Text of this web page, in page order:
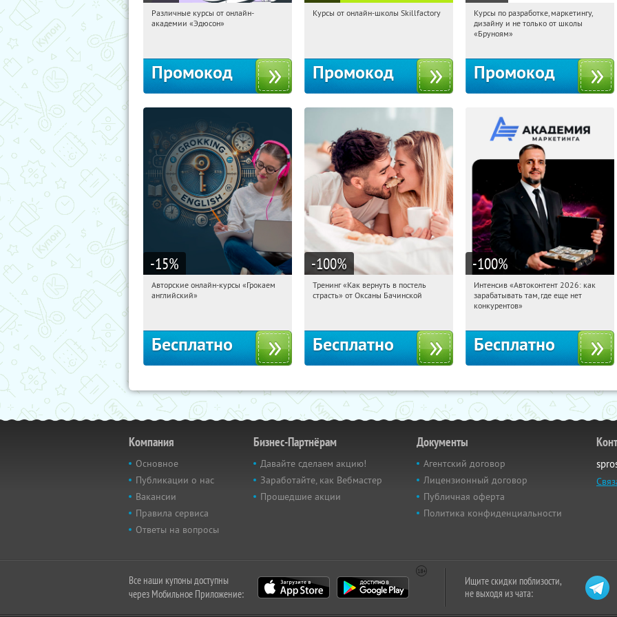
10:49:14 Получили:
Различные курсы от онлайн-
академии «Эдюсон»
Промокод
10:49:14
Получи первым!
Курсы от онлайн-школы Skillfactory
Промокод
10:49:14
Получи первым!
Россия
Курсы по разработке, маркетингу,
дизайну и не только от школы
«Бруноям»
Промокод
-15%
10:49:14 Получили:
Авторские онлайн-курсы «Грокаем
английский»
Бесплатно
-100%
10:49:14 Получили:
Тренинг «Как вернуть в постель
страсть» от Оксаны Бачинской
Бесплатно
-100%
10:49:14 Получили:
Россия
Интенсив «Автоконтент 2026: как
зарабатывать там, где еще нет
конкурентов»
Бесплатно
Компания
Основное
Публикации о нас
Вакансии
Правила сервиса
Ответы на вопросы
Бизнес-Партнёрам
Давайте сделаем акцию!
Заработайте, как Вебмастер
Прошедшие акции
Документы
Агентский договор
Лицензионный договор
Публичная оферта
Политика конфиденциальности
Все наши купоны доступны
через Мобильное Приложение:
Ищите скидки поблизости,
не выходя из чата: